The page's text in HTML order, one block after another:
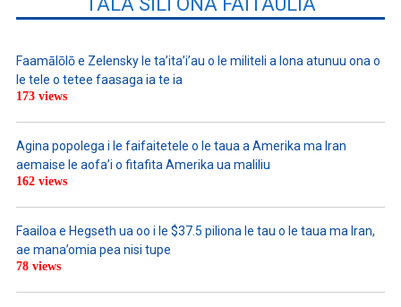
Faamālōlō e Zelensky le ta’ita’i’au o le militeli a lona atunuu ona o
le tele o tetee faasaga ia te ia
173 views
Agina popolega i le faifaitetele o le taua a Amerika ma Iran
aemaise le aofa’i o fitafita Amerika ua maliliu
162 views
Faailoa e Hegseth ua oo i le $37.5 piliona le tau o le taua ma Iran,
ae mana’omia pea nisi tupe
78 views